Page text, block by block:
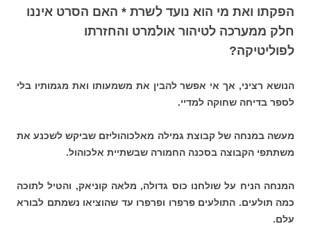
הפקתו ואת מי הוא נועד לשרת * האם הסרט איננו
חלק ממערכה לטיהור אולמרט והחזרתו
לפוליטיקה?
הנושא רציני, אך אי אפשר להבין את משמעותו ואת מגמותיו בלי
לספר בדיחה שחוקה למדיי.
מעשה במנחה של קבוצת גמילה מאלכוהוליזם שביקש לשכנע את
משתתפי הקבוצה בסכנה החמורה שבשתיית אלכוהול.
המנחה הניח על שולחנו כוס גדולה, מלאה קוניאק, והטיל לתוכה
כמה תולעים. התולעים פרפרו ופרפרו עד שהוציאו נשמתם לבורא
עלם.